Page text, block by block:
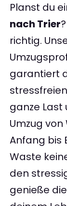
Planst du
nach Trier
richtig.
garantiert
ganze Last
Umzug
Anfang bis
Waste
den
genieße